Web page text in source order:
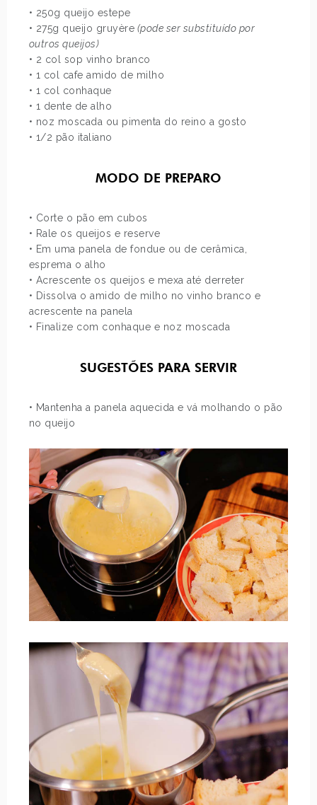
• 250g queijo estepe
• 275g queijo gruyère (pode ser substituído por
outros queijos)
• 2 col sop vinho branco
• 1 col cafe amido de milho
• 1 col conhaque
• 1 dente de alho
• noz moscada ou pimenta do reino a gosto
• 1/2 pão italiano
MODO DE PREPARO
• Corte o pão em cubos
• Rale os queijos e reserve
• Em uma panela de fondue ou de cerâmica,
esprema o alho
• Acrescente os queijos e mexa até derreter
• Dissolva o amido de milho no vinho branco e
acrescente na panela
• Finalize com conhaque e noz moscada
SUGESTÕES PARA SERVIR
• Mantenha a panela aquecida e vá molhando o pão
no queijo